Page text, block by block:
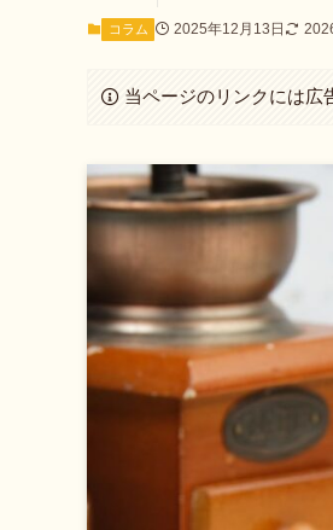
コラム 2025年12月13日
当ページのリンクには広